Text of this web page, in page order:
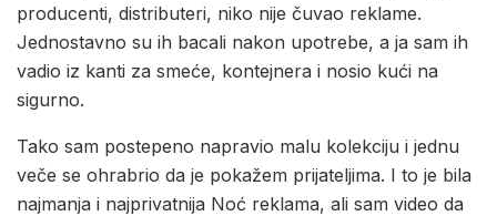
producenti, distributeri, niko nije čuvao reklame.
Jednostavno su ih bacali nakon upotrebe, a ja sam ih
vadio iz kanti za smeće, kontejnera i nosio kući na
sigurno.
Tako sam postepeno napravio malu kolekciju i jednu
veče se ohrabrio da je pokažem prijateljima. I to je bila
najmanja i najprivatnija Noć reklama, ali sam video da